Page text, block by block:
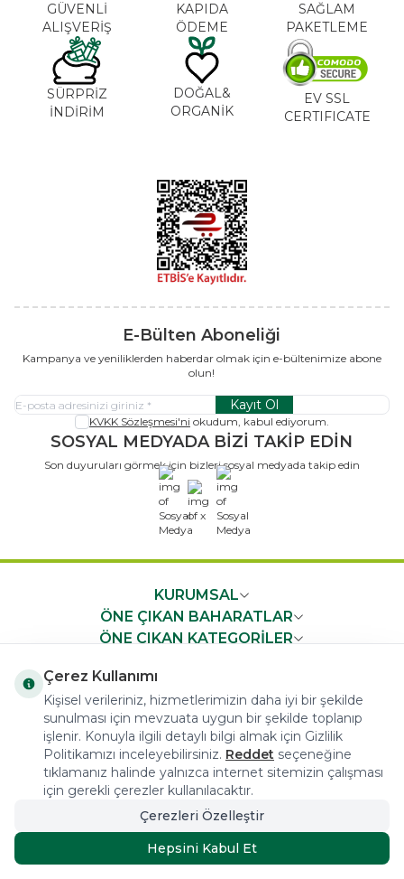
GÜVENLİ
ALIŞVERİŞ
KAPIDA
ÖDEME
SAĞLAM
PAKETLEME
SÜRPRİZ
İNDİRİM
DOĞAL&
ORGANİK
EV SSL
CERTIFICATE
E-Bülten Aboneliği
Kampanya ve yeniliklerden haberdar olmak için e-bültenimize abone
olun!
Kayıt Ol
KVKK Sözleşmesi'ni okudum, kabul ediyorum.
SOSYAL MEDYADA BİZİ TAKİP EDİN
Son duyuruları görmek için bizleri sosyal medyada takip edin
x
KURUMSAL
ÖNE ÇIKAN BAHARATLAR
ÖNE ÇIKAN KATEGORİLER
HIZLI ERİŞİM
COPYRIGHT © 2023 arifoglu.com ALL RIGHTS RESERVED
Tasarım ve Reklam Danışmanlığı AJANSTEK
Çerez Kullanımı
Kişisel verileriniz, hizmetlerimizin daha iyi bir şekilde
sunulması için mevzuata uygun bir şekilde toplanıp
işlenir. Konuyla ilgili detaylı bilgi almak için Gizlilik
Politikamızı inceleyebilirsiniz. Reddet seçeneğine
tıklamanız halinde yalnızca internet sitemizin çalışması
için gerekli çerezler kullanılacaktır.
Çerezleri Özelleştir
Hepsini Kabul Et